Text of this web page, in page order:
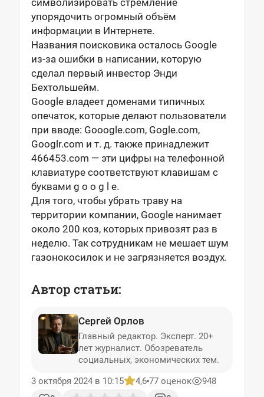
символизировать стремление
упорядочить огромный объём
информации в Интернете.
Названия поисковика осталось Google
из-за ошибки в написании, которую
сделал первый инвестор Энди
Бехтольшейм.
Google владеет доменами типичных
опечаток, которые делают пользователи
при вводе: Gooogle.com, Gogle.com,
Googlr.com и т. д. также принадлежит
466453.com — эти цифры на телефонной
клавиатуре соответствуют клавишам с
буквами g o o g l e.
Для того, чтобы убрать траву на
территории компании, Google нанимает
около 200 коз, которых привозят раз в
неделю. Так сотрудникам не мешает шум
газонокосилок и не загрязняется воздух.
Автор статьи:
Сергей Орлов
Главный редактор. Эксперт. 20+
лет журналист. Обозреватель
социальных, экономических тем.
3 октября 2024 в 10:15
4,6 77 оценок
948